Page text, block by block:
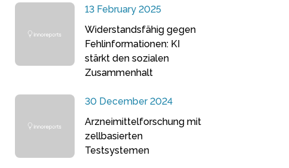
13 February 2025
Widerstandsfähig gegen
Fehlinformationen: KI
stärkt den sozialen
Zusammenhalt
30 December 2024
Arzneimittelforschung mit
zellbasierten
Testsystemen